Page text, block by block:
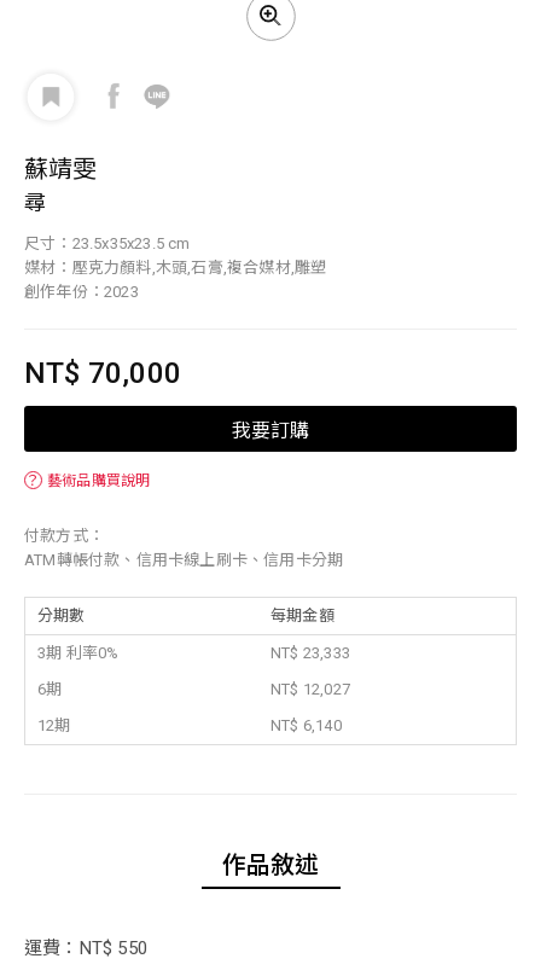
蘇靖雯
尋
尺寸：23.5x35x23.5 cm
媒材：壓克力顏料,木頭,石膏,複合媒材,雕塑
創作年份：2023
NT$ 70,000
我要訂購
？ 藝術品購買說明
付款方式：
ATM轉帳付款、信用卡線上刷卡、信用卡分期
分期數 每期金額
3期 利率0%
NT$ 23,333
6期
NT$ 12,027
12期
NT$ 6,140
作品敘述
運費：NT$ 550